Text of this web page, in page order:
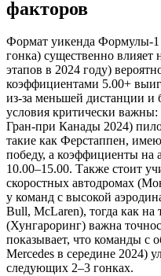
факторов
Формат уикенда Формулы-1
гонка) существенно
этапов в 2024 году)
коэффициентами 5.00+
из-за меньшей дистанции
условия критически
Гран-при Канады 2024)
такие как Ферстаппен,
победу, а коэффициенты на
10.00–15.00. Также стоит
скоростных автодромах
у команд с высокой
Bull, McLaren), тогда как на
(Хунгароринг) важна
показывает, что команды с
Mercedes в середине 2024)
следующих 2–3 гонках.